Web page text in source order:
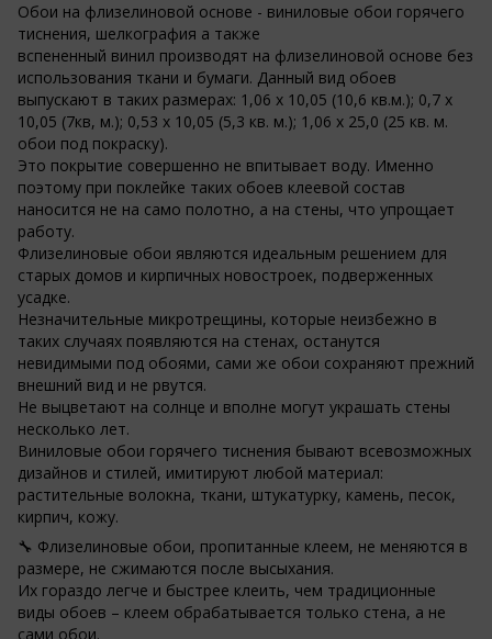
Обои на флизелиновой основе - виниловые обои горячего
тиснения, шелкография а также
вспененный винил производят на флизелиновой основе без
использования ткани и бумаги. Данный вид обоев
выпускают в таких размерах: 1,06 х 10,05 (10,6 кв.м.); 0,7 х
10,05 (7кв, м.); 0,53 х 10,05 (5,3 кв. м.); 1,06 х 25,0 (25 кв. м.
обои под покраску).
Это покрытие совершенно не впитывает воду. Именно
поэтому при поклейке таких обоев клеевой состав
наносится не на само полотно, а на стены, что упрощает
работу.
Флизелиновые обои являются идеальным решением для
старых домов и кирпичных новостроек, подверженных
усадке.
Незначительные микротрещины, которые неизбежно в
таких случаях появляются на стенах, останутся
невидимыми под обоями, сами же обои сохраняют прежний
внешний вид и не рвутся.
Не выцветают на солнце и вполне могут украшать стены
несколько лет.
Виниловые обои горячего тиснения бывают всевозможных
дизайнов и стилей, имитируют любой материал:
растительные волокна, ткани, штукатурку, камень, песок,
кирпич, кожу.
🔧 Флизелиновые обои, пропитанные клеем, не меняются в
размере, не сжимаются после высыхания.
Их гораздо легче и быстрее клеить, чем традиционные
виды обоев – клеем обрабатывается только стена, а не
сами обои.